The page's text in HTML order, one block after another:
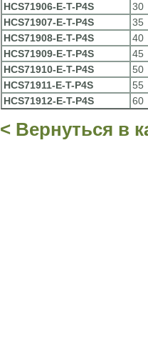
HCS71906-E-T-P4S
30
HCS71907-E-T-P4S
35
HCS71908-E-T-P4S
40
HCS71909-E-T-P4S
45
HCS71910-E-T-P4S
50
HCS71911-E-T-P4S
55
HCS71912-E-T-P4S
60
< Вернуться в